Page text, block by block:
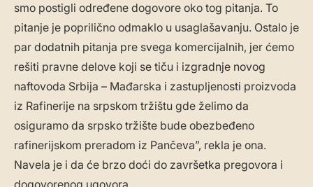
smo postigli određene dogovore oko tog pitanja. To
pitanje je poprilično odmaklo u usaglašavanju. Ostalo je
par dodatnih pitanja pre svega komercijalnih, jer ćemo
rešiti pravne delove koji se tiču i izgradnje novog
naftovoda Srbija – Mađarska i zastupljenosti proizvoda
iz Rafinerije na srpskom tržištu gde želimo da
osiguramo da srpsko tržište bude obezbeđeno
rafinerijskom preradom iz Pančeva”, rekla je ona.
Navela je i da će brzo doći do završetka pregovora i